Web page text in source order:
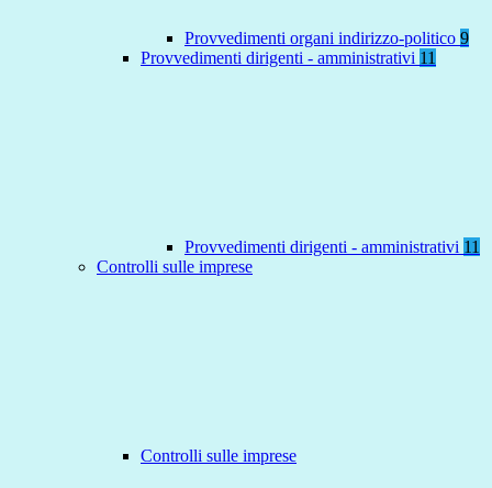
Provvedimenti organi indirizzo-politico 9
Provvedimenti dirigenti - amministrativi 11
Provvedimenti dirigenti - amministrativi 11
Controlli sulle imprese
Controlli sulle imprese